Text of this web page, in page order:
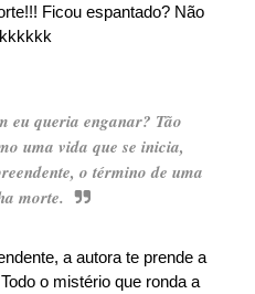
Ficou espantado? Não
eu queria enganar? Tão
uma vida que se inicia,
o término de uma
morte.
a autora te prende a
o mistério que ronda a